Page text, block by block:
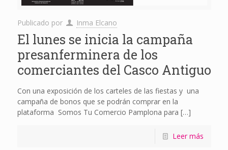
Publicado por Inma Elcano
El lunes se inicia la campaña
presanferminera de los
comerciantes del Casco Antiguo
Con una exposición de los carteles de las fiestas y una
campaña de bonos que se podrán comprar en la
plataforma Somos Tu Comercio Pamplona para […]
Leer más